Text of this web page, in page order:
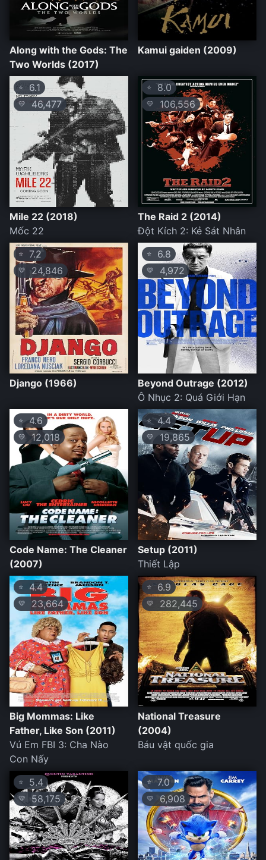
Along with the Gods: The
Two Worlds (2017)
Kamui gaiden (2009)
⭐ 6.1
💛 46,477
Mile 22 (2018)
Mốc 22
⭐ 8.0
💛 106,556
The Raid 2 (2014)
Đột Kích 2: Kẻ Sát Nhân
⭐ 7.2
💛 24,846
Django (1966)
⭐ 6.8
💛 4,972
Beyond Outrage (2012)
Ô Nhục 2: Quá Giới Hạn
⭐4.6
💛 12,018
Code Name: The Cleaner
(2007)
⭐ 4.4
💛19,865
Setup (2011)
Thiết Lập
⭐ 4.4
💛 23,664
Big Mommas: Like
Father, Like Son (2011)
Vú Em FBI 3: Cha Nào
Con Nấy
⭐ 6.9
💛 282,445
National Treasure
(2004)
Báu vật quốc gia
⭐ 5.4
💛 58,175
⭐ 7.0
💛 6,908